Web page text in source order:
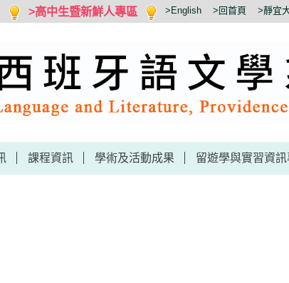
>高中生暨新鮮人專區 >English >回首頁 >靜宜
課程資訊 學術及活動成果 留遊學與實習資